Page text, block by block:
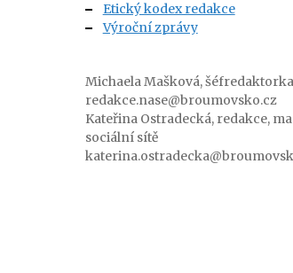
Etický kodex redakce
Výroční zprávy
Michaela Mašková, šéfredaktorka
redakce.nase@broumovsko.cz
Kateřina Ostradecká, redakce,
sociální sítě